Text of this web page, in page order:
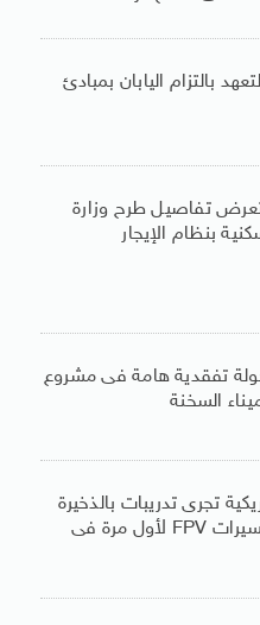
بالتزام اليابان بمبادئ
تفاصيل طرح وزارة
بنظام الإيجار
تفقدية هامة فى مشروع
السخنة
تجرى تدريبات بالذخيرة
الحية باستخدام مُسيرات FPV لأول مرة فى